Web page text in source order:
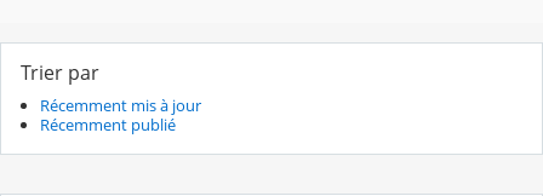
Trier par
Récemment mis à jour
Récemment publié